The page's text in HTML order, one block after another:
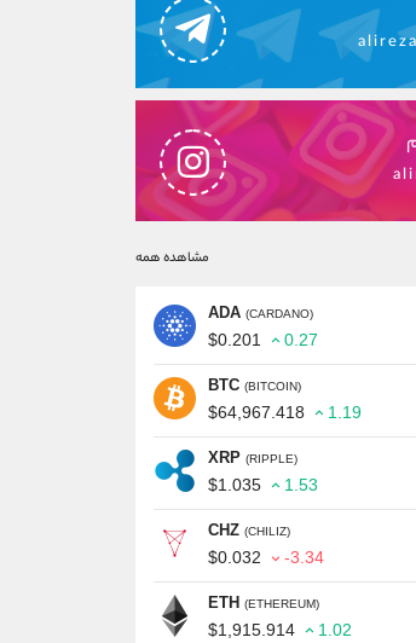
مشاهده همه
ADA (CARDANO)
$0.201 0.27
BTC (BITCOIN)
$64,967.418 1.19
XRP (RIPPLE)
$1.035 1.53
CHZ (CHILIZ)
$0.032 -3.34
ETH (ETHEREUM)
$1,915.914 1.02